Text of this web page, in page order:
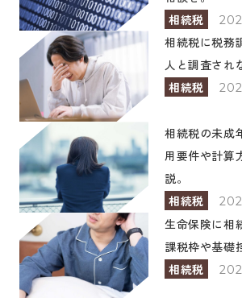
相続税
相続税に税務
人と調査され
相続税
相続税の未成
用要件や計算
説。
相続税
生命保険に相
課税枠や基礎
相続税